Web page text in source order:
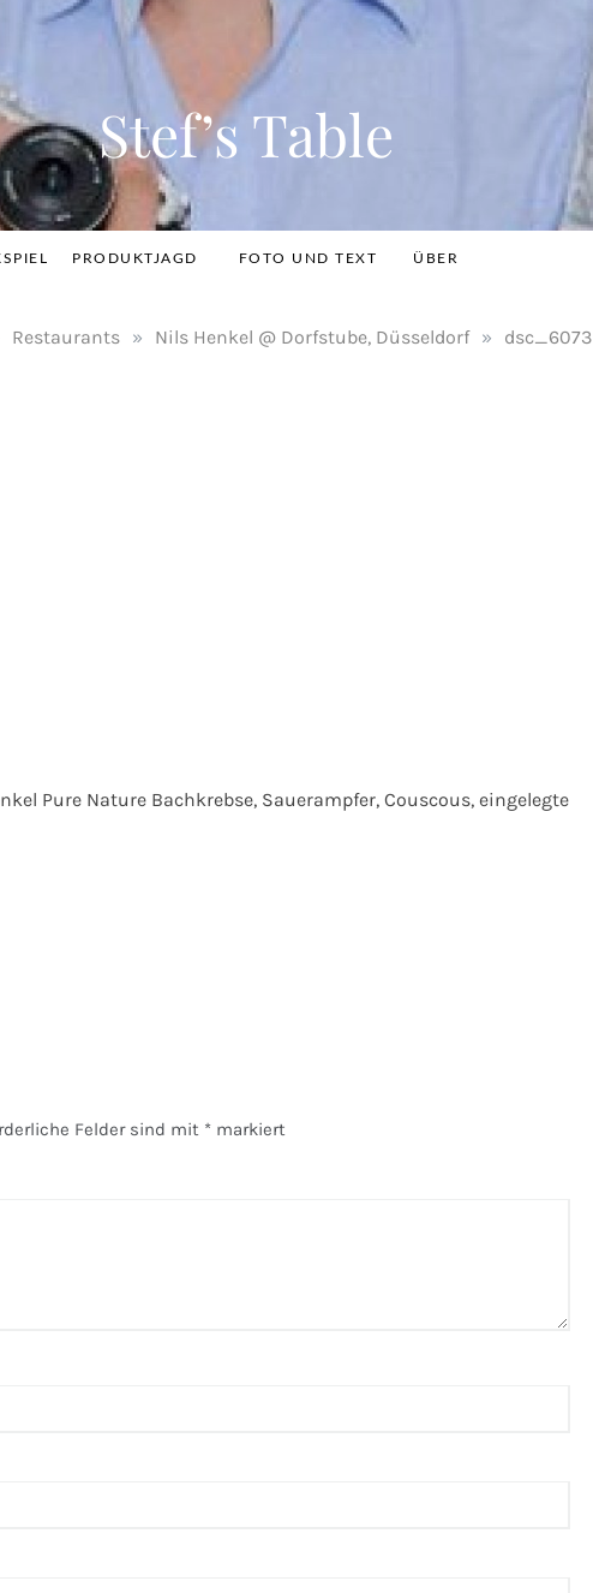
Stef’s Table
PRODUKTJAGD FOTO UND TEXT ÜBER
Restaurants » Nils Henkel @ Dorfstube, Düsseldorf » dsc_6073
Pure Nature Bachkrebse, Sauerampfer, Couscous, eingelegte
Felder sind mit * markiert